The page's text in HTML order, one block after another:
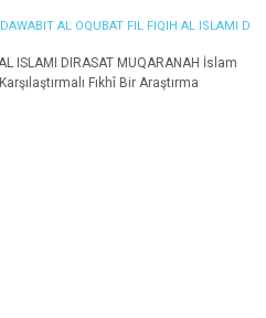
DAWABIT AL OQUBAT FIL FIQIH AL ISLAMI